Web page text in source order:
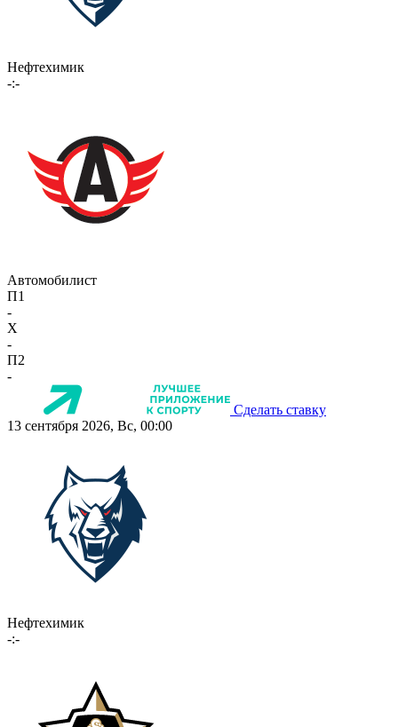
Нефтехимик
-:-
Автомобилист
П1
-
X
-
П2
-
Сделать ставку
13 сентября 2026, Вс, 00:00
Нефтехимик
-:-